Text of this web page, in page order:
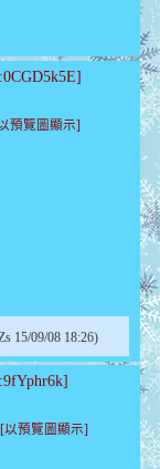
預覽圖顯示]
15/09/08 18:26)
[以預覽圖顯示]